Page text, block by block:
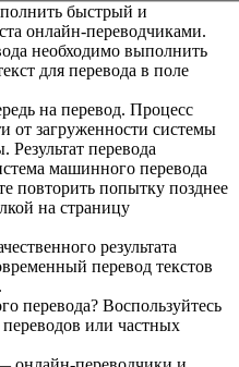
быстрый и
онлайн-переводчиками.
необходимо выполнить
для перевода в поле
на перевод. Процесс
от загруженности системы
перевода
машинного перевода
повторить попытку позднее
на страницу
результата
перевод текстов
перевода? Воспользуйтесь
или частных